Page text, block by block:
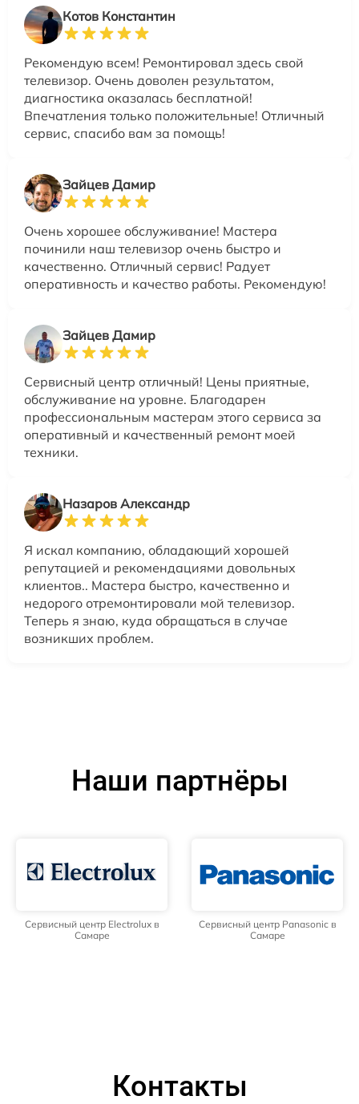
Котов Константин
Рекомендую всем! Ремонтировал здесь свой
телевизор. Очень доволен результатом,
диагностика оказалась бесплатной!
Впечатления только положительные! Отличный
сервис, спасибо вам за помощь!
Зайцев Дамир
Очень хорошее обслуживание! Мастера
починили наш телевизор очень быстро и
качественно. Отличный сервис! Радует
оперативность и качество работы. Рекомендую!
Зайцев Дамир
Сервисный центр отличный! Цены приятные,
обслуживание на уровне. Благодарен
профессиональным мастерам этого сервиса за
оперативный и качественный ремонт моей
техники.
Назаров Александр
Я искал компанию, обладающий хорошей
репутацией и рекомендациями довольных
клиентов.. Мастера быстро, качественно и
недорого отремонтировали мой телевизор.
Теперь я знаю, куда обращаться в случае
возникших проблем.
Наши партнёры
Сервисный центр Electrolux в
Самаре
Сервисный центр Panasonic в
Самаре
Контакты